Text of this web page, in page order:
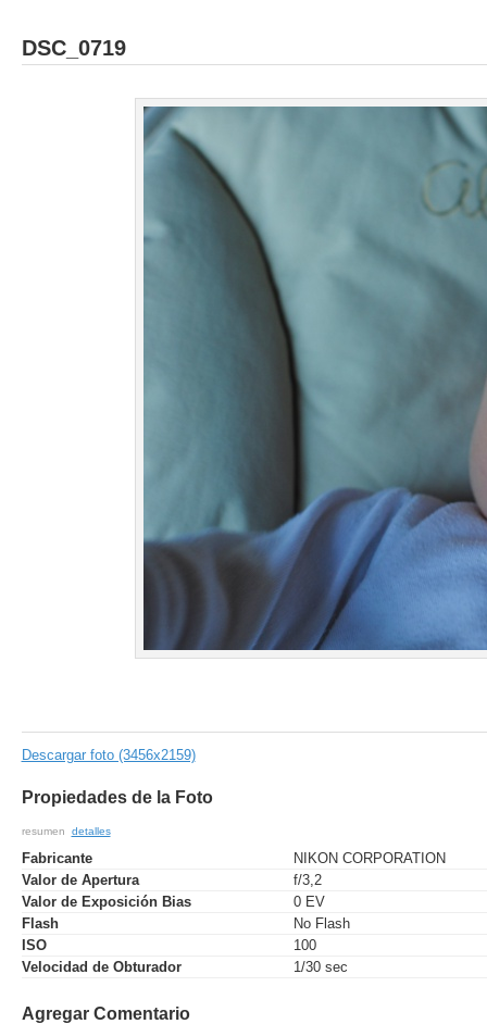
DSC_0719
Descargar foto (3456x2159)
Propiedades de la Foto
resumen detalles
Fabricante
NIKON CORPORATION
Valor de Apertura
f/3,2
Valor de Exposición Bias
0 EV
Flash
No Flash
ISO
100
Velocidad de Obturador
1/30 sec
Agregar Comentario